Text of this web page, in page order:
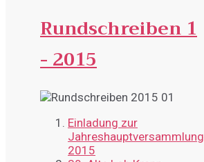
Rundschreiben 1
- 2015
Einladung zur
Jahreshauptversammlung
2015